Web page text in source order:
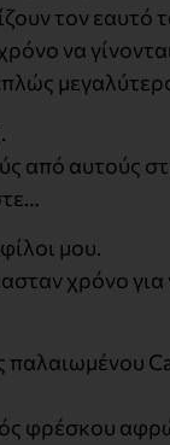
τον εαυτό
να
από αυτούς
μου.
χρόνο για
παλαιωμένου
φρέσκου